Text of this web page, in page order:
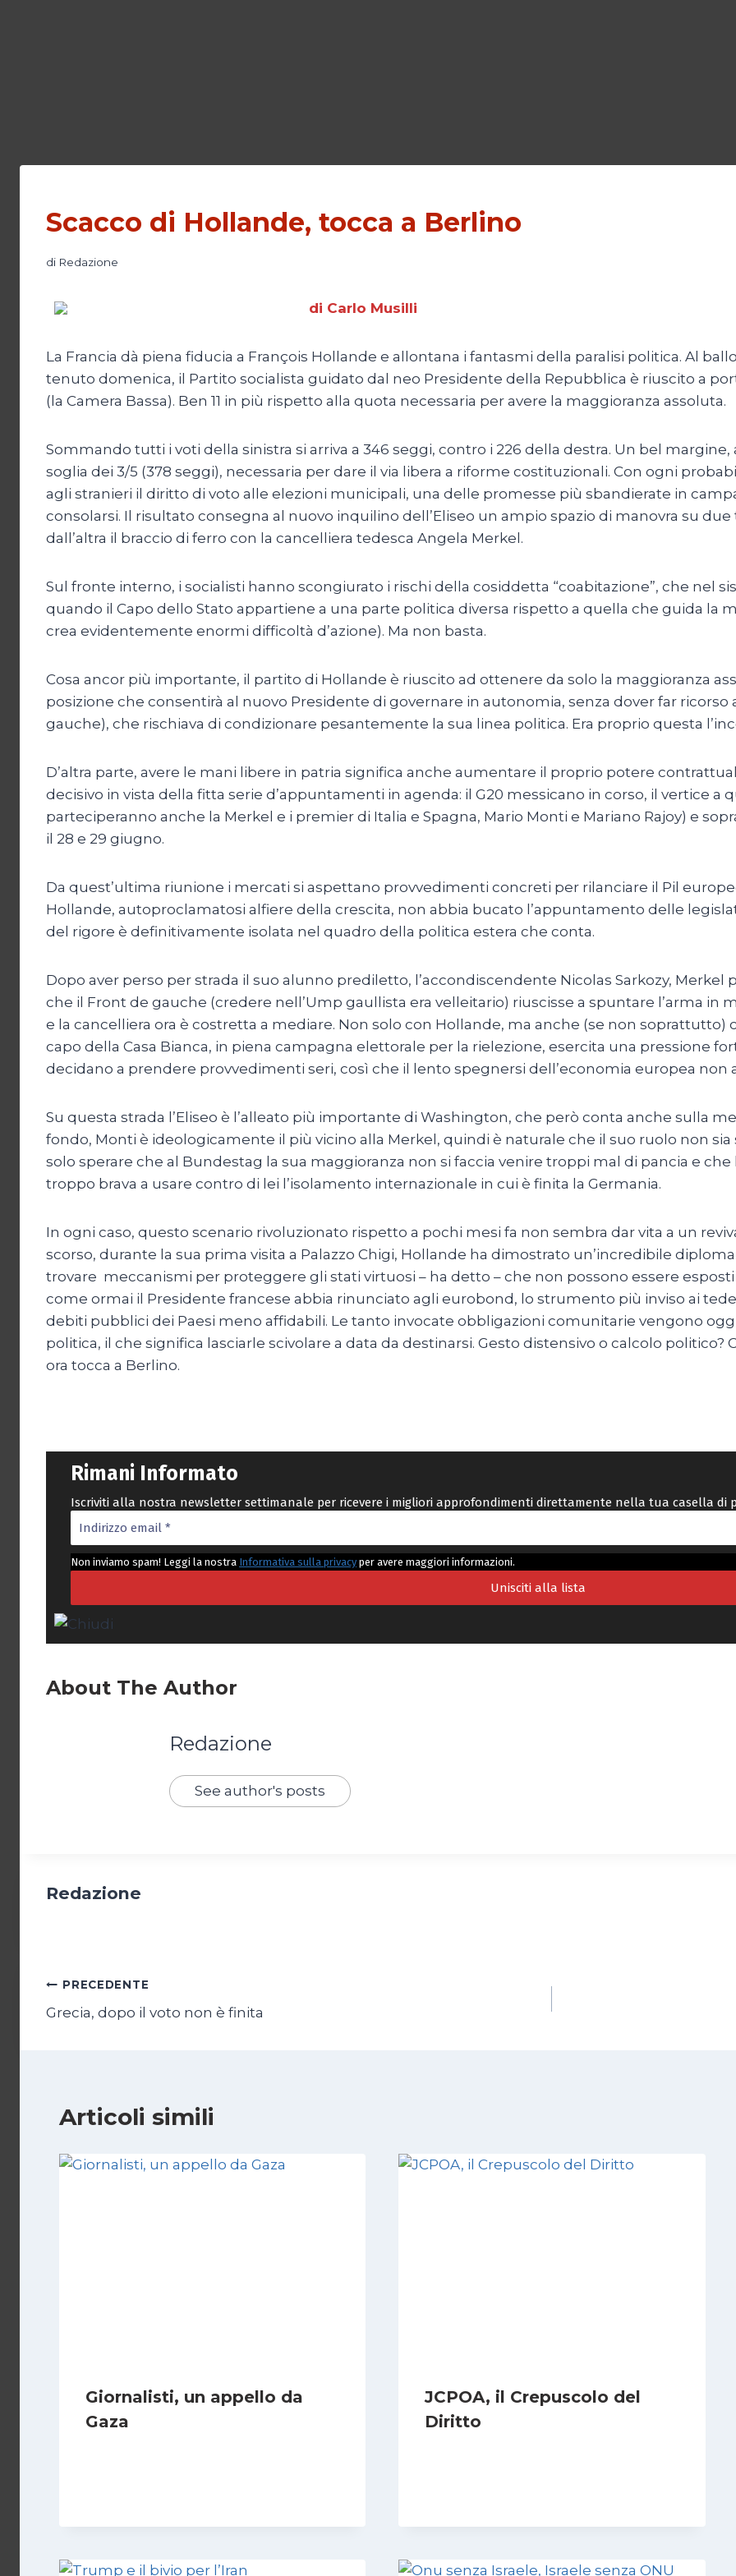
Scacco di Hollande, tocca a Berlino
di Redazione
di Carlo Musilli
La Francia dà piena fiducia a François Hollande e allontana i fantasmi della paralisi politica. Al
tenuto domenica, il Partito socialista guidato dal neo Presidente della Repubblica è riuscito a
(la Camera Bassa). Ben 11 in più rispetto alla quota necessaria per avere la maggioranza assoluta.
Sommando tutti i voti della sinistra si arriva a 346 seggi, contro i 226 della destra. Un bel
soglia dei 3/5 (378 seggi), necessaria per dare il via libera a riforme costituzionali. Con ogni
agli stranieri il diritto di voto alle elezioni municipali, una delle promesse più sbandierate in
consolarsi. Il risultato consegna al nuovo inquilino dell’Eliseo un ampio spazio di manovra su
dall’altra il braccio di ferro con la cancelliera tedesca Angela Merkel.
Sul fronte interno, i socialisti hanno scongiurato i rischi della cosiddetta “coabitazione”, che nel
quando il Capo dello Stato appartiene a una parte politica diversa rispetto a quella che guida la
crea evidentemente enormi difficoltà d’azione). Ma non basta.
Cosa ancor più importante, il partito di Hollande è riuscito ad ottenere da solo la maggioranza
posizione che consentirà al nuovo Presidente di governare in autonomia, senza dover far ricorso
gauche), che rischiava di condizionare pesantemente la sua linea politica. Era proprio questa
D’altra parte, avere le mani libere in patria significa anche aumentare il proprio potere
decisivo in vista della fitta serie d’appuntamenti in agenda: il G20 messicano in corso, il vertice a
parteciperanno anche la Merkel e i premier di Italia e Spagna, Mario Monti e Mariano Rajoy) e
il 28 e 29 giugno.
Da quest’ultima riunione i mercati si aspettano provvedimenti concreti per rilanciare il Pil
Hollande, autoproclamatosi alfiere della crescita, non abbia bucato l’appuntamento delle
del rigore è definitivamente isolata nel quadro della politica estera che conta.
Dopo aver perso per strada il suo alunno prediletto, l’accondiscendente Nicolas Sarkozy, Merkel
che il Front de gauche (credere nell’Ump gaullista era velleitario) riuscisse a spuntare l’arma in
e la cancelliera ora è costretta a mediare. Non solo con Hollande, ma anche (se non soprattutto)
capo della Casa Bianca, in piena campagna elettorale per la rielezione, esercita una pressione
decidano a prendere provvedimenti seri, così che il lento spegnersi dell’economia europea non
Su questa strada l’Eliseo è l’alleato più importante di Washington, che però conta anche sulla
fondo, Monti è ideologicamente il più vicino alla Merkel, quindi è naturale che il suo ruolo non
solo sperare che al Bundestag la sua maggioranza non si faccia venire troppi mal di pancia e
troppo brava a usare contro di lei l’isolamento internazionale in cui è finita la Germania.
In ogni caso, questo scenario rivoluzionato rispetto a pochi mesi fa non sembra dar vita a un
scorso, durante la sua prima visita a Palazzo Chigi, Hollande ha dimostrato un’incredibile
trovare meccanismi per proteggere gli stati virtuosi – ha detto – che non possono essere
come ormai il Presidente francese abbia rinunciato agli eurobond, lo strumento più inviso ai
debiti pubblici dei Paesi meno affidabili. Le tanto invocate obbligazioni comunitarie vengono
politica, il che significa lasciarle scivolare a data da destinarsi. Gesto distensivo o calcolo politico?
ora tocca a Berlino.
Rimani Informato
Iscriviti alla nostra newsletter settimanale per ricevere i migliori approfondimenti direttamente nella tua casella di
Non inviamo spam! Leggi la nostra Informativa sulla privacy per avere maggiori informazioni.
About The Author
Redazione
See author's posts
Redazione
Navigazione
articoli
PRECEDENTE
Grecia, dopo il voto non è finita
Articoli simili
Giornalisti, un appello da
Gaza
JCPOA, il Crepuscolo del
Diritto